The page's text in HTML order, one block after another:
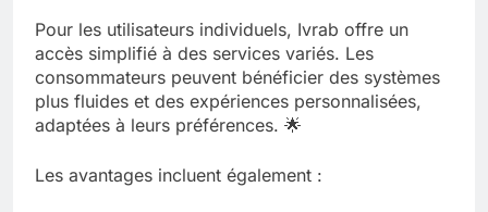
Pour les utilisateurs individuels, Ivrab offre un
accès simplifié à des services variés. Les
consommateurs peuvent bénéficier des systèmes
plus fluides et des expériences personnalisées,
adaptées à leurs préférences. 🌟
Les avantages incluent également :